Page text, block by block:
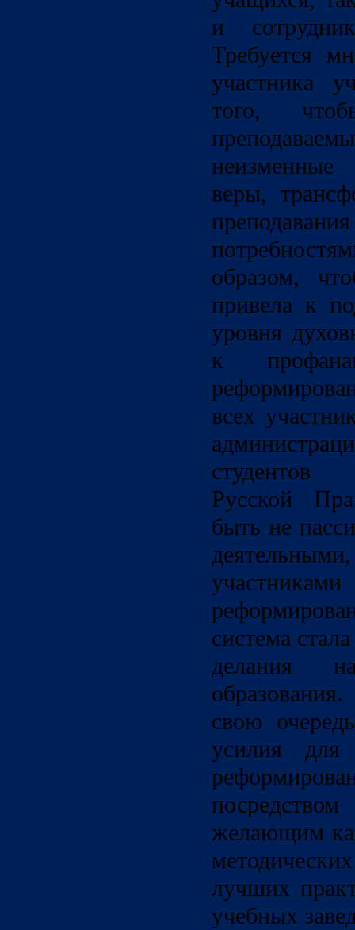
и
Требуется
участника
того,
неизменные
веры,
образом,
привела к
уровня
к
всех
студентов
Русской
быть не
система
делания
свою
усилия для
желающим
лучших
учебных